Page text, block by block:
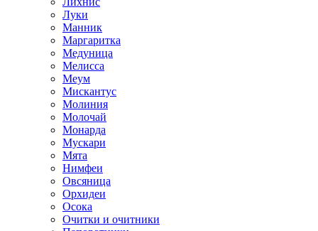
Луки
Манник
Маргаритка
Медуница
Мелисса
Меум
Мискантус
Молиния
Молочай
Монарда
Мускари
Мята
Нимфеи
Овсяница
Орхидеи
Осока
Очитки и очитники